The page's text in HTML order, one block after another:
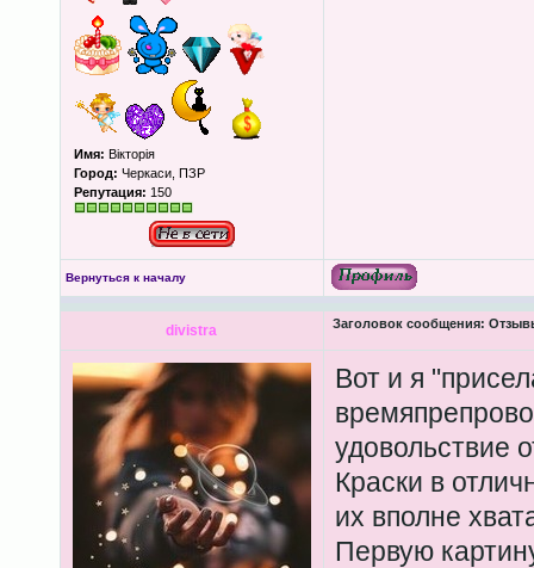
Имя: Вікторія
Город: Черкаси, ПЗР
Репутация: 150
Вернуться к началу
divistra Заголовок сообщения:
Вот и я
удовольствие
Краски в
их вполне
Первую